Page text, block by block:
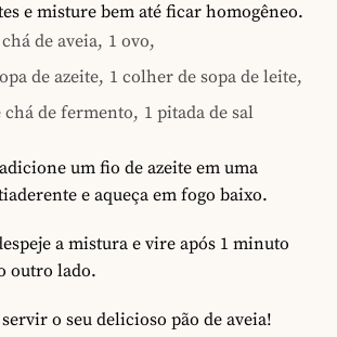
e misture bem até ficar homogêneo.
de aveia, 1 ovo,
de azeite, 1 colher de sopa de leite,
chá de fermento, 1 pitada de sal
um fio de azeite em uma
e aqueça em fogo baixo.
a mistura e vire após 1 minuto
outro lado.
o seu delicioso pão de aveia!